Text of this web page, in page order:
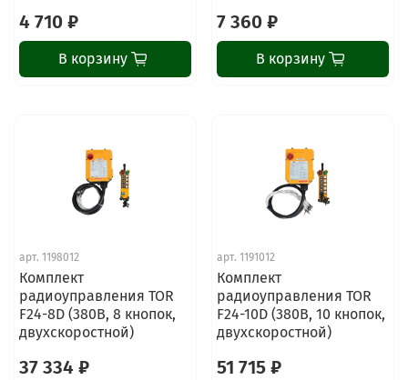
4 710 ₽
В корзину
7 360 ₽
В корзину
арт. 1198012
Комплект
радиоуправления TOR
F24-8D (380В, 8 кнопок,
двухскоростной)
37 334 ₽
арт. 1191012
Комплект
радиоуправления TOR
F24-10D (380В, 10 кнопок,
двухскоростной)
51 715 ₽